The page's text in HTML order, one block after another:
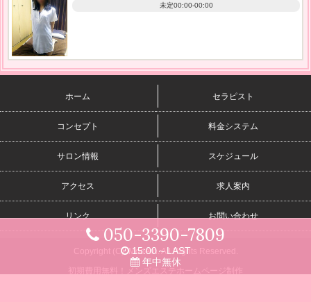
未定00:00-00:00
ホーム セラピスト
コンセプト 料金システム
サロン情報 スケジュール
アクセス 求人案内
リンク お問い合わせ
Copyright (C) Modern . All Rights Reserved.
初期費用無料！メンズエステホームページ制作
050-3390-7809
15:00～LAST
年中無休